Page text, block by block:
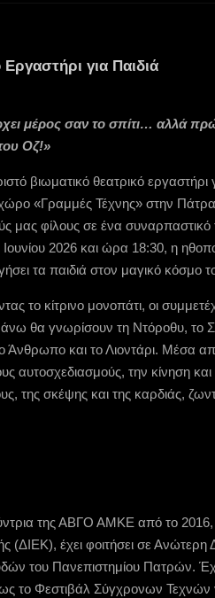
Εργαστήρι για Παιδιά
μέρος σαν το σπίτι… αλλά
Οζ!»
βιωματικό θεατρικό εργαστήρι
«Γραμμές Τέχνης» στην
μας φίλους σε ένα συναρπαστικό
Ιουνίου 2026 και ώρα 18:30, η
τα παιδιά στον μαγικό κόσμο
το κίτρινο μονοπάτι, οι
θα γνωρίσουν τη Ντόροθυ, το
Άνθρωπο και το Λιοντάρι. Μέσα
αυτοσχεδιασμούς, την κίνηση και
της σκέψης και της καρδιάς,
της ΑΒΓΟ ΑΜΚΕ από το
(ΔΙΕΚ), έχει φοιτήσει σε
του Πανεπιστημίου Πατρών.
το Φεστιβάλ Σύγχρονων Τεχνών